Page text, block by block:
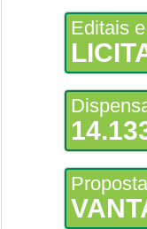
Editais
Proposta